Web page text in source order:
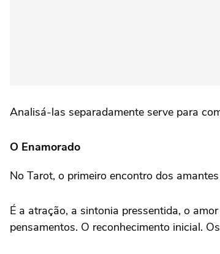
Analisá-las separadamente serve para
O Enamorado
No Tarot, o primeiro encontro dos
É a atração, a sintonia pressentida, o
pensamentos. O reconhecimento inicial.